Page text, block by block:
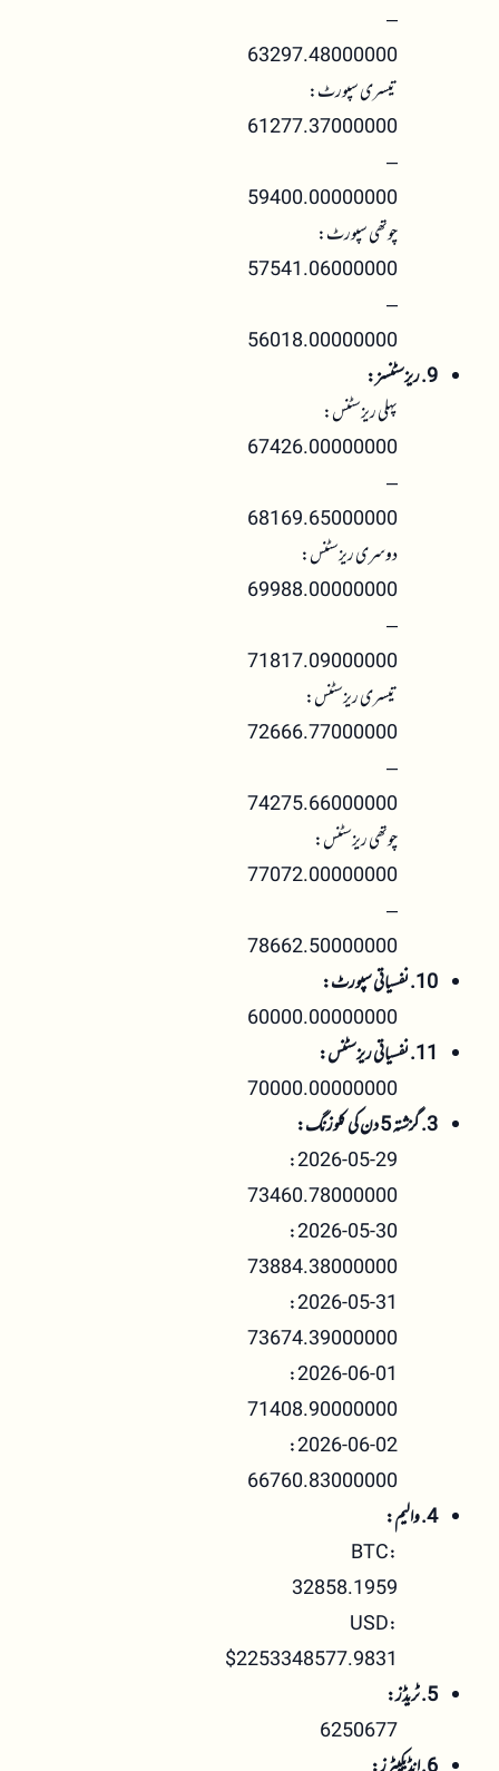
–
63297.48000000
تیسری سپورٹ:
61277.37000000
–
59400.00000000
چوتھی سپورٹ:
57541.06000000
–
56018.00000000
9. ریزسٹنسز:
پہلی ریزسٹنس:
67426.00000000
–
68169.65000000
دوسری ریزسٹنس:
69988.00000000
–
71817.09000000
تیسری ریزسٹنس:
72666.77000000
–
74275.66000000
چوتھی ریزسٹنس:
77072.00000000
–
78662.50000000
10. نفسیاتی سپورٹ:
60000.00000000
11. نفسیاتی ریزسٹنس:
70000.00000000
3. گزشتہ 5 دن کی کلوزنگ:
2026-05-29:
73460.78000000
2026-05-30:
73884.38000000
2026-05-31:
73674.39000000
2026-06-01:
71408.90000000
2026-06-02:
66760.83000000
4. والیم:
BTC:
32858.1959
USD:
$2253348577.9831
5. ٹریڈز:
6250677